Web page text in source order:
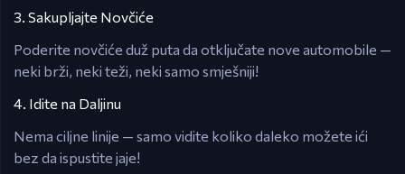
3. Sakupljajte Novčiće
Poderite novčiće duž puta da otključate nove automobile —
neki brži, neki teži, neki samo smješniji!
4. Idite na Daljinu
Nema ciljne linije — samo vidite koliko daleko možete ići
bez da ispustite jaje!